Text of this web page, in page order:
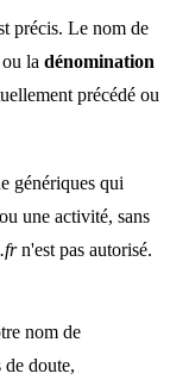
précis. Le nom de
ou la dénomination
précédé ou
génériques qui
une activité, sans
n'est pas autorisé.
nom de
de doute,